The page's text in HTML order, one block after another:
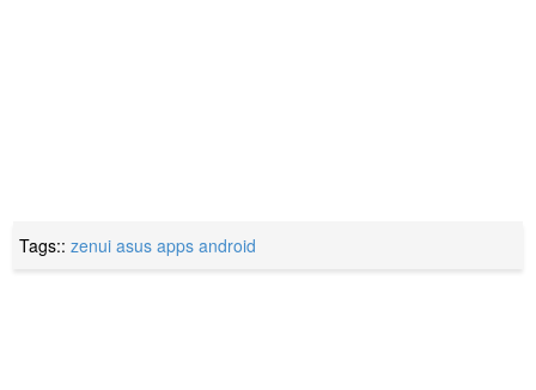
Tags::zenui asus apps android